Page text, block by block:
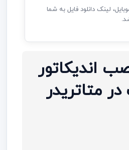
لینک دانلود فایل به شما
اندیکاتور
متاتریدر